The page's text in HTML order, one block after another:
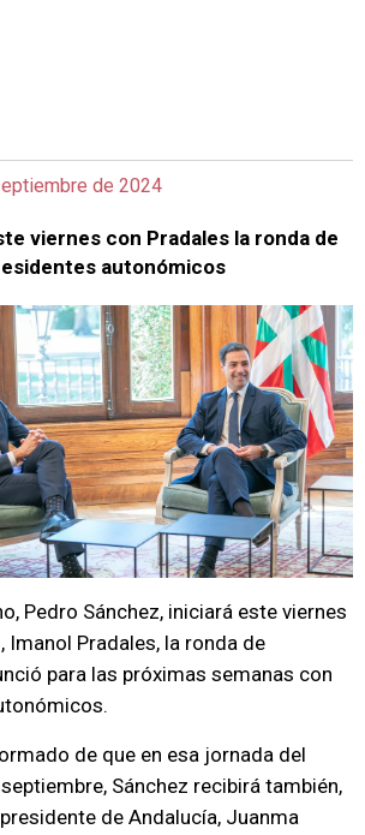
de 2024
viernes con Pradales la ronda de
autonómicos
Pedro Sánchez, iniciará este viernes
Imanol Pradales, la ronda de
para las próximas semanas con
de que en esa jornada del
Sánchez recibirá también,
de Andalucía, Juanma